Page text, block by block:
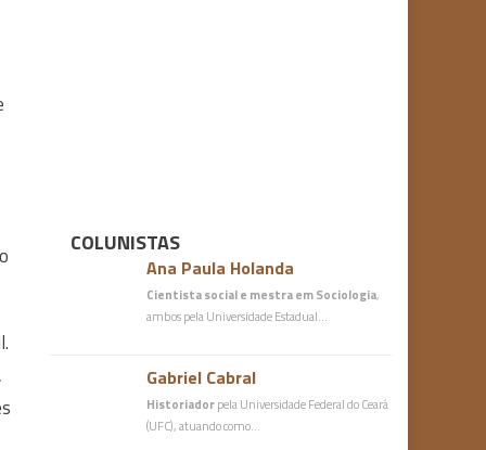
COLUNISTAS
Ana Paula Holanda
Cientista social e mestra em Sociologia,
ambos pela Universidade Estadual…
Gabriel Cabral
Historiadorpela Universidade Federal do Ceará
(UFC), atuando como…